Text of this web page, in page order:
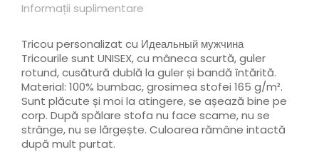
Informații suplimentare
Tricou personalizat cu Идеальный мужчина
Tricourile sunt UNISEX, cu mâneca scurtă, guler
rotund, cusătură dublă la guler și bandă întărită.
Material: 100% bumbac, grosimea stofei 165 g/m².
Sunt plăcute și moi la atingere, se așează bine pe
corp. După spălare stofa nu face scame, nu se
strânge, nu se lărgește. Culoarea rămâne intactă
după mult purtat.